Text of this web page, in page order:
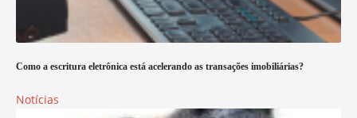
Como a escritura eletrônica está acelerando as transações imobiliárias?
Notícias